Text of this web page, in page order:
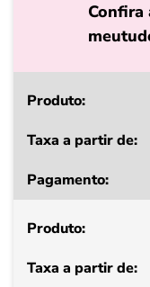
Confira
Produto
a
de